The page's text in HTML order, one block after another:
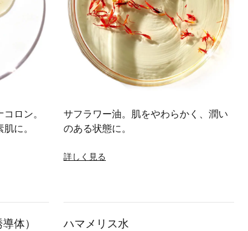
ロン。
に。
サフラワー油。肌をやわらかく、潤い
のある状態に。
詳しく見る
体） ハマメリス水